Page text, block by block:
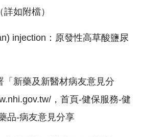
如附檔）
injection：原發性高草酸鹽尿
「新藥及新醫材病友意見分
，首頁-健保服務-健
品-病友意見分享